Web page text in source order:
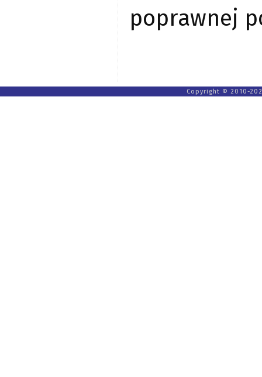
poprawnej
Copyright © 2010-